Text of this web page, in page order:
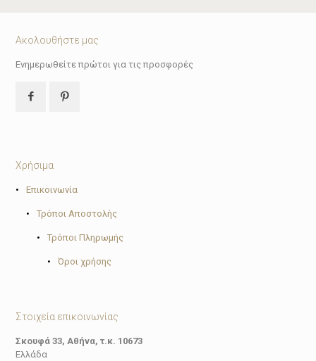
Ακολουθήστε μας
Ενημερωθείτε πρώτοι για τις προσφορές
Χρήσιμα
• Επικοινωνία
• Τρόποι Αποστολής
• Τρόποι Πληρωμής
• Όροι χρήσης
Στοιχεία επικοινωνίας
Σκουφά 33, Αθήνα, τ.κ. 10673
Ελλάδα